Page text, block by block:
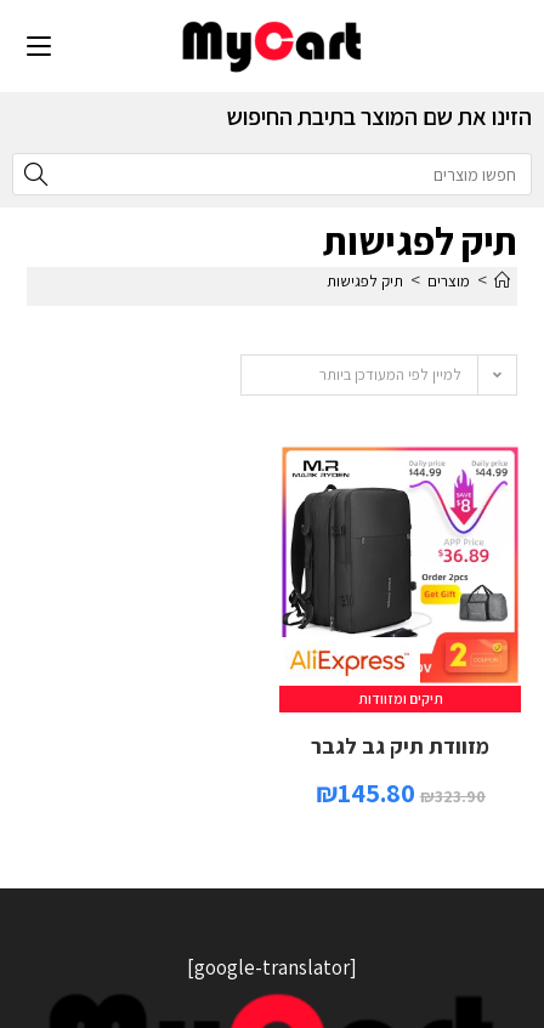
הזינו את שם המוצר בתיבת החיפוש
תיק לפגישות
> מוצרים > תיק לפגישות
למיין לפי המעודכן ביותר
תיקים ומזוודות
מזוודת תיק גב לגבר
₪323.90
₪145.80
[google-translator]